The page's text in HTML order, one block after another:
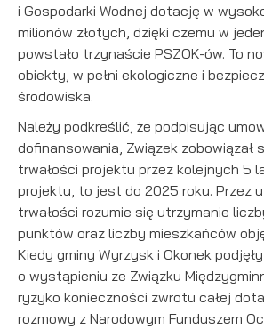
i Gospodarki Wodnej dotację w
milionów złotych, dzięki czemu w
powstało trzynaście PSZOK-ów. To
obiekty, w pełni ekologiczne i
środowiska.
Należy podkreślić, że podpisując
dofinansowania, Związek zobowiązał
trwałości projektu przez kolejnych 5
projektu, to jest do 2025 roku. Przez
trwałości rozumie się utrzymanie
punktów oraz liczby mieszkańców
Kiedy gminy Wyrzysk i Okonek
o wystąpieniu ze Związku
ryzyko konieczności zwrotu całej
rozmowy z Narodowym Funduszem